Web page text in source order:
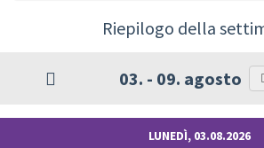
Riepilogo della
03. - 09. agosto
LUNEDÌ, 03.08.2026